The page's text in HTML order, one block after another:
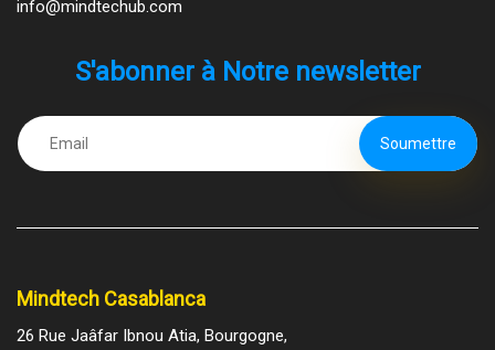
info@mindtechub.com
S'abonner à Notre newsletter
Mindtech Casablanca
26 Rue Jaâfar Ibnou Atia, Bourgogne,